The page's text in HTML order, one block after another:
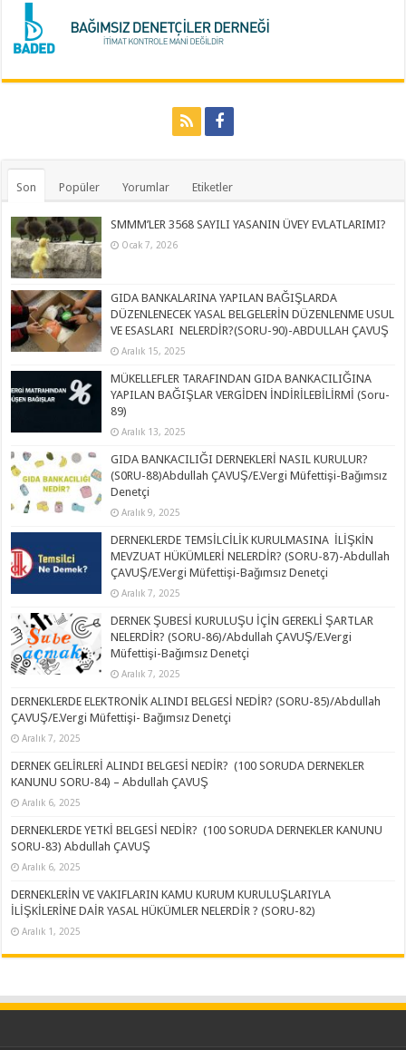
Son Popüler Yorumlar Etiketler
SMMM’LER 3568 SAYILI YASANIN ÜVEY EVLATLARIMI?
Ocak 7, 2026
GIDA BANKALARINA YAPILAN BAĞIŞLARDA
DÜZENLENECEK YASAL BELGELERİN DÜZENLENME USUL
VE ESASLARI NELERDİR?(SORU-90)-ABDULLAH ÇAVUŞ
Aralık 15, 2025
MÜKELLEFLER TARAFINDAN GIDA BANKACILIĞINA
YAPILAN BAĞIŞLAR VERGİDEN İNDİRİLEBİLİRMİ (Soru-
89)
Aralık 13, 2025
GIDA BANKACILIĞI DERNEKLERİ NASIL KURULUR?
(S0RU-88)Abdullah ÇAVUŞ/E.Vergi Müfettişi-Bağımsız
Denetçi
Aralık 9, 2025
DERNEKLERDE TEMSİLCİLİK KURULMASINA İLİŞKİN
MEVZUAT HÜKÜMLERİ NELERDİR? (SORU-87)-Abdullah
ÇAVUŞ/E.Vergi Müfettişi-Bağımsız Denetçi
Aralık 7, 2025
DERNEK ŞUBESİ KURULUŞU İÇİN GEREKLİ ŞARTLAR
NELERDİR? (SORU-86)/Abdullah ÇAVUŞ/E.Vergi
Müfettişi-Bağımsız Denetçi
Aralık 7, 2025
DERNEKLERDE ELEKTRONİK ALINDI BELGESİ NEDİR? (SORU-85)/Abdullah
ÇAVUŞ/E.Vergi Müfettişi- Bağımsız Denetçi
Aralık 7, 2025
DERNEK GELİRLERİ ALINDI BELGESİ NEDİR? (100 SORUDA DERNEKLER
KANUNU SORU-84) – Abdullah ÇAVUŞ
Aralık 6, 2025
DERNEKLERDE YETKİ BELGESİ NEDİR? (100 SORUDA DERNEKLER KANUNU
SORU-83) Abdullah ÇAVUŞ
Aralık 6, 2025
DERNEKLERİN VE VAKIFLARIN KAMU KURUM KURULUŞLARIYLA
İLİŞKİLERİNE DAİR YASAL HÜKÜMLER NELERDİR ? (SORU-82)
Aralık 1, 2025